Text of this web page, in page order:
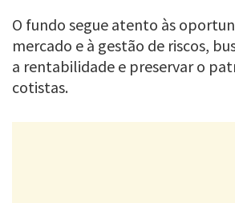
O fundo segue atento às
mercado e à gestão de riscos,
a rentabilidade e preservar o
cotistas.